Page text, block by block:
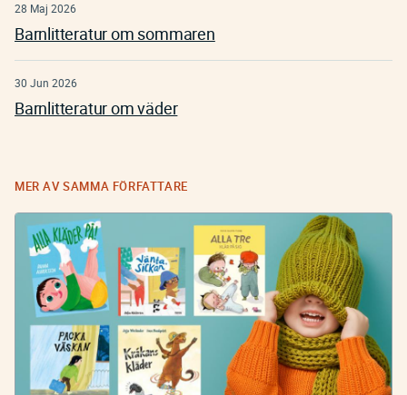
28 Maj 2026
Barnlitteratur om sommaren
30 Jun 2026
Barnlitteratur om väder
MER AV SAMMA FÖRFATTARE